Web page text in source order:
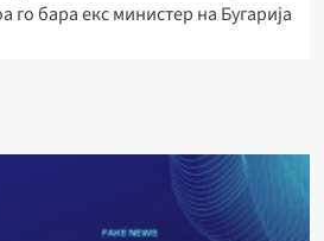
го бара екс министер на Бугарија